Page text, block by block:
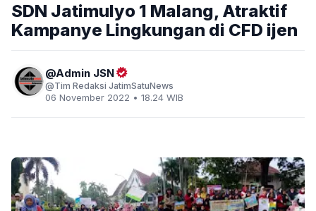
SDN Jatimulyo 1 Malang, Atraktif
Kampanye Lingkungan di CFD ijen
Admin JSN
Tim Redaksi JatimSatuNews
06 November 2022 • 18.24 WIB